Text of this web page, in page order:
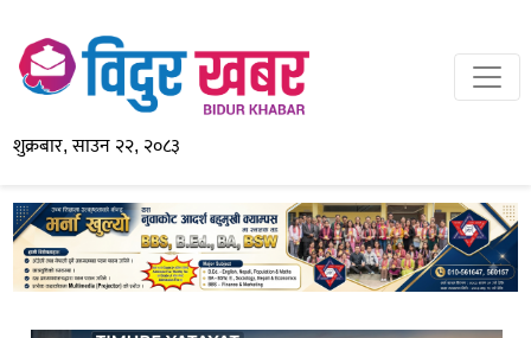
शुक्रबार, साउन २२, २०८३